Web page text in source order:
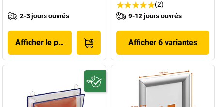
2-3 jours ouvrés
Afficher le produit
(2)
9-12 jours ouvrés
Afficher 6 variantes